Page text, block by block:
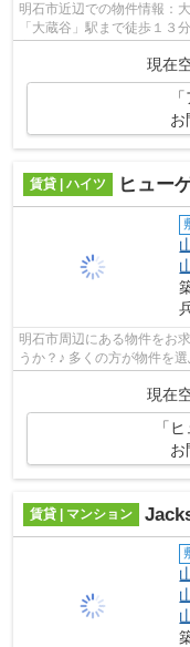
明石市近辺での物件情報：大好
「大蔵谷」駅まで徒歩１３分☆ 暖かな陽射しが心地よい、南西向きで
現在
お
賃貸 | ハイツ ヒュー
明石市周辺にある物件をお
うか？♪ 多くの方が物件を選ぶときにポイントにしている駅へのアクセス
現在
「
お
賃貸 | マンション